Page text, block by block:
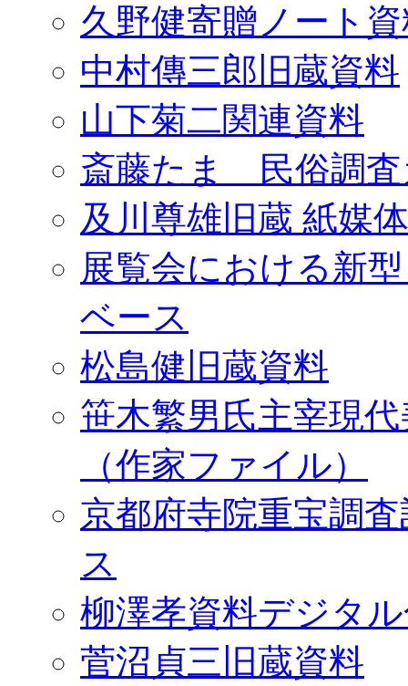
久野健寄贈ノート
中村傳三郎旧蔵資料
山下菊二関連資料
斎藤たま 民俗調査
及川尊雄旧蔵 紙媒
展覧会における新
ベース
松島健旧蔵資料
笹木繁男氏主宰現
（作家ファイル）
京都府寺院重宝調
ス
柳澤孝資料デジタ
菅沼貞三旧蔵資料